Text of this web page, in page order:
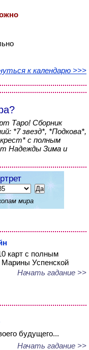
к календарю >>>
Таро! Сборник
*7 звезд*, *Подкова*,
с полным
Надежды Зима и
мира
карт с полным
Марины Успенской
Начать гадание >>
будущего...
Начать гадание >>